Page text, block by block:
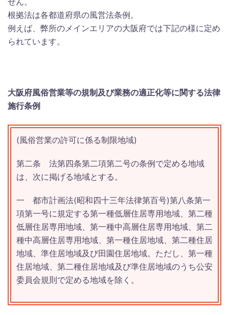
根拠法は各都道府県の風営法条例。
例えば、弊所のメインエリアの大阪府では下記の様に定め
られています。
大阪府風俗営業等の規制及び業務の適正化等に関する法律
施行条例
(風俗営業の許可に係る制限地域)
第二条
法第四条第二項第二号の条例で定める地域
は、次に掲げる地域とする。
一 都市計画法(昭和四十三年法律第百号)第八条第一
項第一号に規定する第一種低層住居専用地域、第二種
低層住居専用地域、第一種中高層住居専用地域、第二
種中高層住居専用地域、第一種住居地域、第二種住居
地域、準住居地域及び田園住居地域。 ただし、第一種
住居地域、第二種住居地域及び準住居地域のうち公安
委員会規則で定める地域を除く。